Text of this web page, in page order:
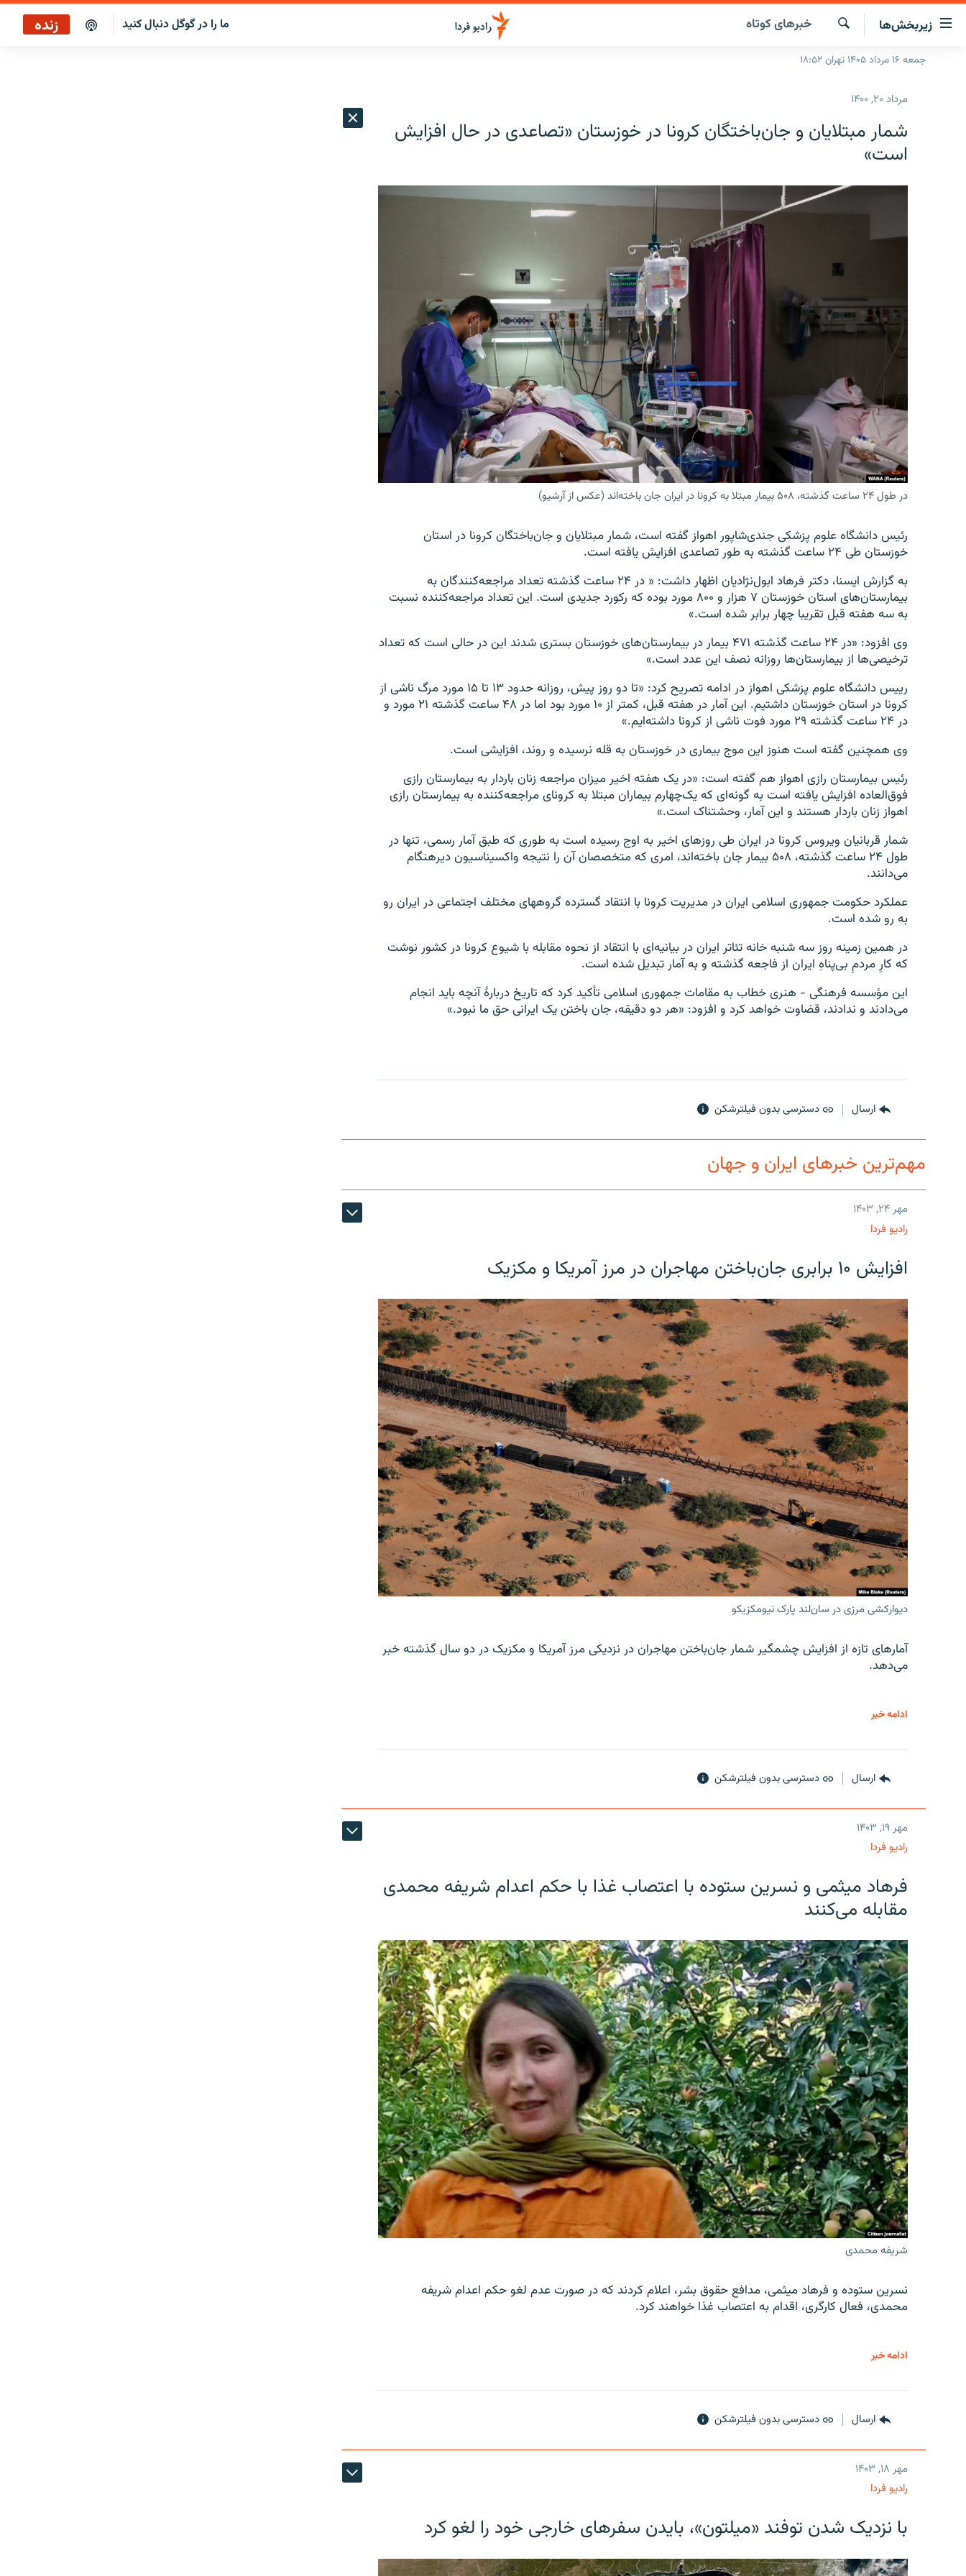
لینک‌های
قابلیت
دسترسی
زیربخش‌ها
صفحه اصلی
جستجو
خبرهای کوتاه ما را در گوگل دنبال کنید زنده
جمعه ۱۶ مرداد ۱۴۰۵ تهران ۱۸:۵۲
مرداد ۲۰, ۱۴۰۰
شمار مبتلایان و جان‌باختگان کرونا در خوزستان «تصاعدی در حال افزایش
است»
در طول ۲۴ ساعت گذشته، ۵۰۸ بیمار مبتلا به کرونا در ایران جان باخته‌اند (عکس از آرشیو)
رئیس دانشگاه علوم پزشکی جندی‌شاپور اهواز گفته است، شمار مبتلایان و جان‌باختگان کرونا در استان
خوزستان طی ۲۴ ساعت گذشته به طور تصاعدی افزایش یافته است.
به گزارش ایسنا، دکتر فرهاد ابول‌نژادیان اظهار داشت: « در ۲۴ ساعت گذشته تعداد مراجعه‌کنندگان به
بیمارستان‌های استان خوزستان ۷ هزار و ۸۰۰ مورد بوده که رکورد جدیدی است. این تعداد مراجعه‌کننده نسبت
به سه هفته قبل تقریبا چهار برابر شده است.»
وی افزود: «در ۲۴ ساعت گذشته ۴۷۱ بیمار در بیمارستان‌های خوزستان بستری شدند این در حالی است که تعداد
ترخیصی‌ها از بیمارستان‌ها روزانه نصف این عدد است.»
رییس دانشگاه علوم پزشکی اهواز در ادامه تصریح کرد: «تا دو روز پیش، روزانه حدود ۱۳ تا ۱۵ مورد مرگ ناشی از
کرونا در استان خوزستان داشتیم. این آمار در هفته قبل، کمتر از ۱۰ مورد بود اما در ۴۸ ساعت گذشته ۲۱ مورد و
در ۲۴ ساعت گذشته ۲۹ مورد فوت ناشی از کرونا داشته‌ایم.»
وی همچنین گفته است هنوز این موج بیماری در خوزستان به قله نرسیده و روند، افزایشی است.
رئیس بیمارستان رازی اهواز هم گفته است: «در یک هفته اخیر میزان مراجعه زنان باردار به بیمارستان رازی
فوق‌العاده افزایش یافته است به گونه‌ای که یک‌چهارم بیماران مبتلا به کرونای مراجعه‌کننده به بیمارستان رازی
اهواز زنان باردار هستند و این آمار، وحشتناک است.»
شمار قربانیان ویروس کرونا در ایران طی روزهای اخیر به اوج رسیده است به طوری که طبق آمار رسمی، تنها در
طول ۲۴ ساعت گذشته، ۵۰۸ بیمار جان باخته‌اند، امری که متخصصان آن را نتیجه واکسیناسیون دیرهنگام
می‌دانند.
عملکرد حکومت جمهوری اسلامی ایران در مدیریت کرونا با انتقاد گسترده گروههای مختلف اجتماعی در ایران رو
به رو شده است.
در همین زمینه روز سه شنبه خانه تئاتر ایران در بیانیه‌ای با انتقاد از نحوه مقابله با شیوع کرونا در کشور نوشت
که کارِ مردمِ بی‌پناهِ ایران از فاجعه گذشته و به آمار تبدیل شده است.
این مؤسسه فرهنگی - هنری خطاب به مقامات جمهوری اسلامی تأکید کرد که تاریخ دربارهٔ آنچه باید انجام
می‌دادند و ندادند، قضاوت خواهد کرد و افزود: «هر دو دقیقه، جان باختن یک ایرانی حق ما نبود.»
ارسال دسترسی بدون فیلترشکن
مهم‌ترین خبرهای ایران و جهان
مهر ۲۴, ۱۴۰۳
رادیو فردا
افزایش ۱۰ برابری جان‌باختن مهاجران در مرز آمریکا و مکزیک
دیوارکشی مرزی در سان‌لند پارک نیومکزیکو
آمارهای تازه از افزایش چشمگیر شمار جان‌باختن مهاجران در نزدیکی مرز آمریکا و مکزیک در دو سال گذشته خبر
می‌دهد.
ادامه خبر
ارسال دسترسی بدون فیلترشکن
مهر ۱۹, ۱۴۰۳
رادیو فردا
فرهاد میثمی و نسرین ستوده با اعتصاب غذا با حکم اعدام شریفه محمدی
مقابله می‌کنند
شریفه محمدی
نسرین ستوده و فرهاد میثمی، مدافع حقوق بشر، اعلام کردند که در صورت عدم لغو حکم اعدام شریفه
محمدی، فعال کارگری، اقدام به اعتصاب غذا خواهند کرد.
ادامه خبر
ارسال دسترسی بدون فیلترشکن
مهر ۱۸, ۱۴۰۳
رادیو فردا
با نزدیک شدن توفند «میلتون»، بایدن سفرهای خارجی خود را لغو کرد